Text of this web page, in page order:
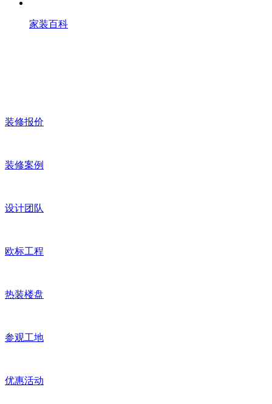
家装百科
装修报价
装修案例
设计团队
欧标工程
热装楼盘
参观工地
优惠活动